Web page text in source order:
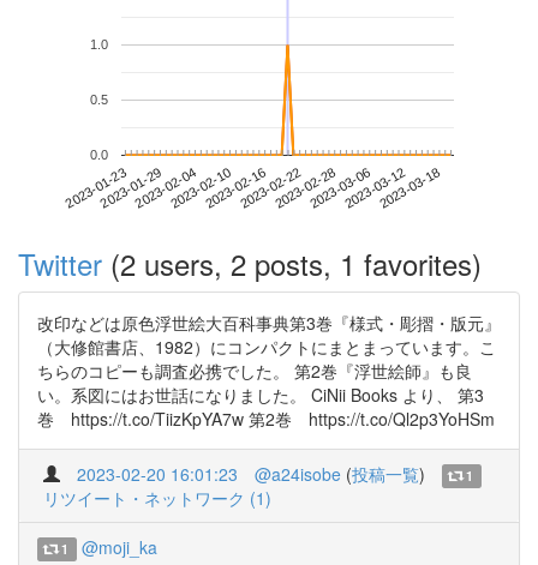
2023-01-232023-01-292023-02-042023-02-102023-02-162023-02-222023-02-282023-03-062023-03-122023-03-18
0.0
0.5
1.0
Twitter (2 users, 2 posts, 1 favorites)
改印などは原色浮世絵大百科事典第3巻『様式・彫摺・版元』
（大修館書店、1982）にコンパクトにまとまっています。こ
ちらのコピーも調査必携でした。 第2巻『浮世絵師』も良
い。系図にはお世話になりました。 CiNii Books より、 第3
巻 https://t.co/TiizKpYA7w 第2巻 https://t.co/Ql2p3YoHSm
2023-02-20 16:01:23 @a24isobe (投稿一覧) 1
リツイート・ネットワーク (1)
1 @moji_ka